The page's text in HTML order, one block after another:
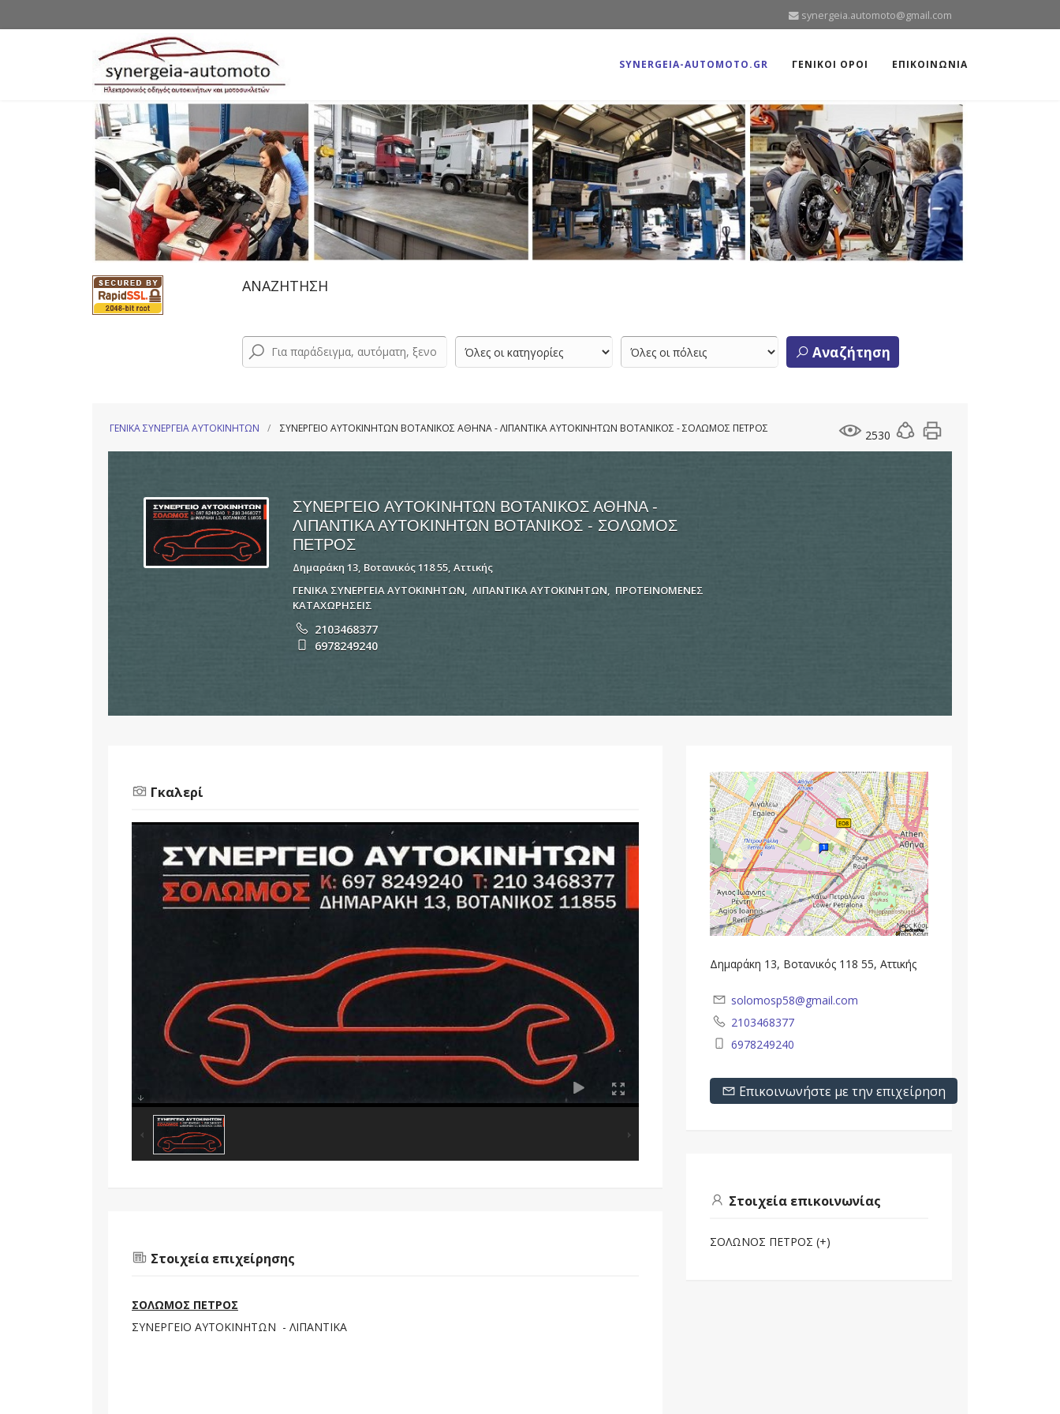
synergeia.automoto@gmail.com
SYNERGEIA-AUTOMOTO.GR ΓΕΝΙΚΟΙ ΟΡΟΙ ΕΠΙΚΟΙΝΩΝΙΑ
ΑΝΑΖΗΤΗΣΗ
Αναζήτηση
2530
ΓΕΝΙΚΑ ΣΥΝΕΡΓΕΙΑ ΑΥΤΟΚΙΝΗΤΩΝ ΣΥΝΕΡΓΕΙΟ ΑΥΤΟΚΙΝΗΤΩΝ ΒΟΤΑΝΙΚΟΣ ΑΘΗΝΑ - ΛΙΠΑΝΤΙΚΑ ΑΥΤΟΚΙΝΗΤΩΝ ΒΟΤΑΝΙΚΟΣ - ΣΟΛΩΜΟΣ ΠΕΤΡΟΣ
ΣΥΝΕΡΓΕΙΟ ΑΥΤΟΚΙΝΗΤΩΝ ΒΟΤΑΝΙΚΟΣ ΑΘΗΝΑ -
ΛΙΠΑΝΤΙΚΑ ΑΥΤΟΚΙΝΗΤΩΝ ΒΟΤΑΝΙΚΟΣ - ΣΟΛΩΜΟΣ
ΠΕΤΡΟΣ
Δημαράκη 13, Βοτανικός 118 55, Αττικής
ΓΕΝΙΚΑ ΣΥΝΕΡΓΕΙΑ ΑΥΤΟΚΙΝΗΤΩΝ ,ΛΙΠΑΝΤΙΚΑ ΑΥΤΟΚΙΝΗΤΩΝ
ΠΡΟΤΕΙΝΟΜΕΝΕΣ
ΚΑΤΑΧΩΡΗΣΕΙΣ
2103468377
6978249240
Γκαλερί
Στοιχεία επιχείρησης
ΣΟΛΩΜΟΣ ΠΕΤΡΟΣ
ΣΥΝΕΡΓΕΙΟ ΑΥΤΟΚΙΝΗΤΩΝ - ΛΙΠΑΝΤΙΚΑ
Δημαράκη 13, Βοτανικός 118 55, Αττικής
solomosp58@gmail.com
2103468377
6978249240
Επικοινωνήστε με την επιχείρηση
Στοιχεία επικοινωνίας
ΣΟΛΩΝΟΣ ΠΕΤΡΟΣ (+)